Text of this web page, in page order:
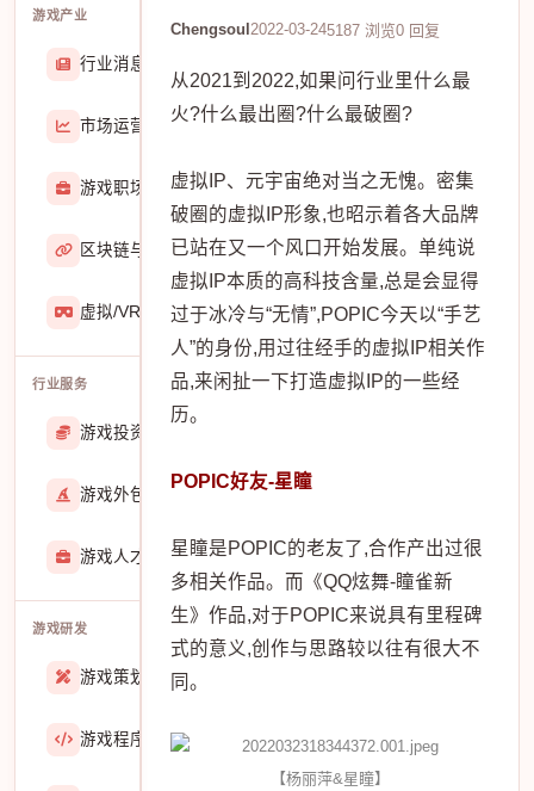
游戏产业
行业消息
市场运营 8407
游戏职场 2929
区块链与游戏467
虚拟/VR/AR 933
行业服务
游戏投资交易
游戏外包
游戏人才招聘51767
游戏研发
游戏策划 27557
游戏程序 36423
Chengsoul 2022-03-245187 浏览0 回复
从2021到2022,如果问行业里什么最
火?什么最出圈?什么最破圈?
虚拟IP、元宇宙绝对当之无愧。密集
破圈的虚拟IP形象,也昭示着各大品牌
已站在又一个风口开始发展。单纯说
虚拟IP本质的高科技含量,总是会显得
过于冰冷与“无情”,POPIC今天以“手艺
人”的身份,用过往经手的虚拟IP相关作
品,来闲扯一下打造虚拟IP的一些经
历。
POPIC好友-星瞳
星瞳是POPIC的老友了,合作产出过很
多相关作品。而《QQ炫舞-瞳雀新
生》作品,对于POPIC来说具有里程碑
式的意义,创作与思路较以往有很大不
同。
【杨丽萍&星瞳】